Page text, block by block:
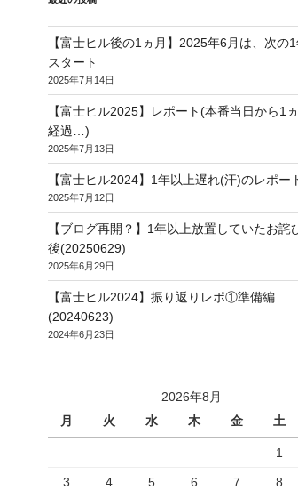
【富士ヒル後の1ヵ月】2025年6月は、次の
スタート
2025年7月14日
【富士ヒル2025】レポート(本番当日から1
経過…)
2025年7月13日
【富士ヒル2024】1年以上遅れ(汗)のレポー
2025年7月12日
【ブログ再開？】1年以上放置していたお詫
後(20250629)
2025年6月29日
【富士ヒル2024】振り返りレポ①準備編
(20240623)
2024年6月23日
2026年8月
月
火 水 木 金 土
1
3 4 5 6 7 8